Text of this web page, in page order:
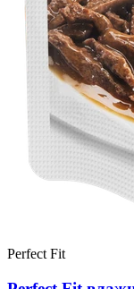
Perfect Fit